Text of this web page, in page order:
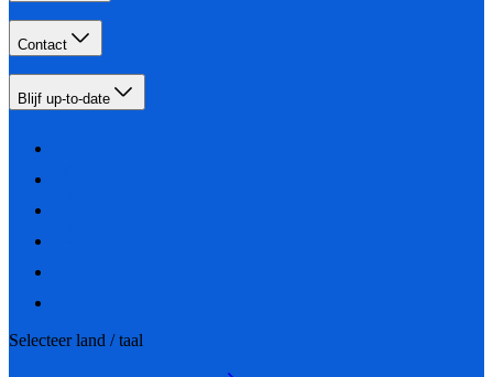
Contact
Blijf up-to-date
Selecteer land / taal